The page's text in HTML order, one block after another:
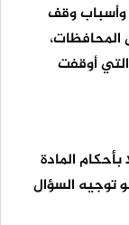
وأسباب وقف
المحافظات،
أوقفت
وعملا بأحكام المادة
توجيه السؤال